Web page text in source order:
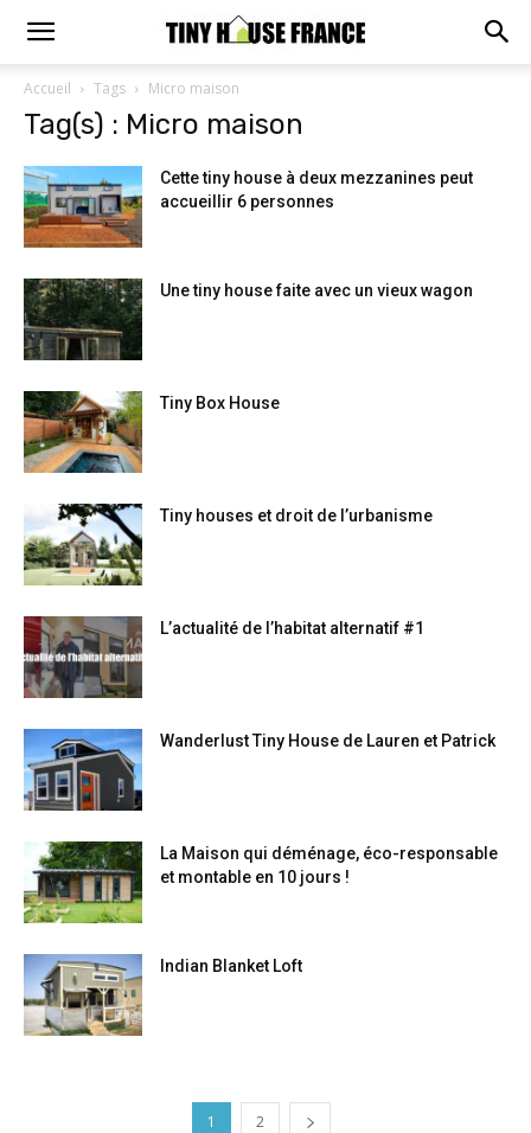
Accueil Tags Micro maison
Tag(s) : Micro maison
Cette tiny house à deux mezzanines peut
accueillir 6 personnes
Une tiny house faite avec un vieux wagon
Tiny Box House
Tiny houses et droit de l’urbanisme
L’actualité de l’habitat alternatif #1
Wanderlust Tiny House de Lauren et Patrick
La Maison qui déménage, éco-responsable
et montable en 10 jours !
Indian Blanket Loft
1 2